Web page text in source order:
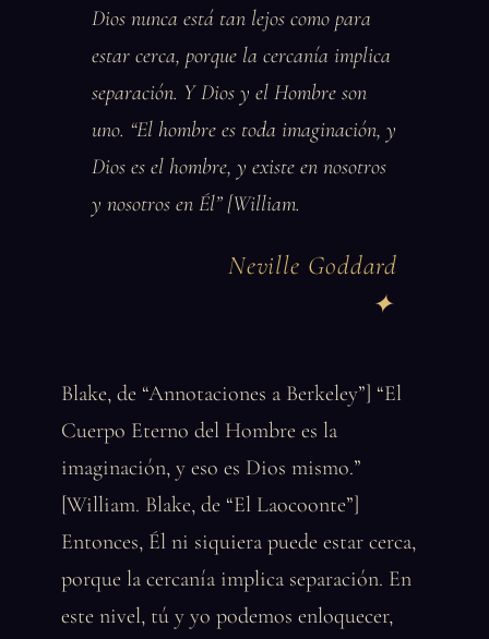
Dios nunca está tan lejos como para
estar cerca, porque la cercanía implica
separación. Y Dios y el Hombre son
uno. “El hombre es toda imaginación, y
Dios es el hombre, y existe en nosotros
y nosotros en Él” [William.
Neville Goddard
Blake, de “Annotaciones a Berkeley”] “El
Cuerpo Eterno del Hombre es la
imaginación, y eso es Dios mismo.”
[William. Blake, de “El Laocoonte”]
Entonces, Él ni siquiera puede estar cerca,
porque la cercanía implica separación. En
este nivel, tú y yo podemos enloquecer,